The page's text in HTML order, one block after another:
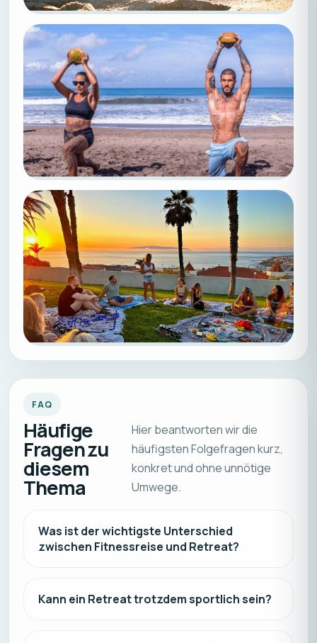
FAQ
Häufige
Fragen zu
diesem
Thema
Hier beantworten wir die
häufigsten Folgefragen kurz,
konkret und ohne unnötige
Umwege.
Was ist der wichtigste Unterschied
zwischen Fitnessreise und Retreat?
Kann ein Retreat trotzdem sportlich sein?